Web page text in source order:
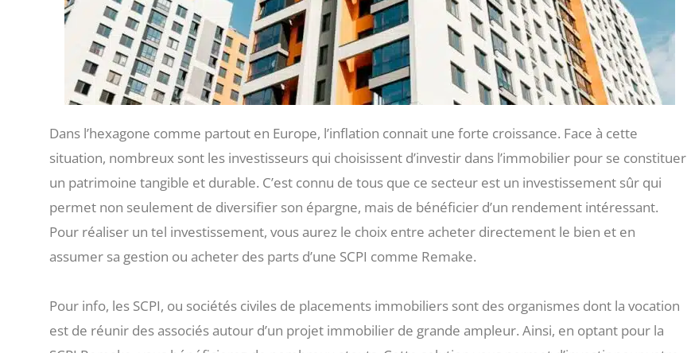
Dans l’hexagone comme partout en Europe, l’inflation connait une forte croissance. Face à cette
situation, nombreux sont les investisseurs qui choisissent d’investir dans l’immobilier pour se constituer
un patrimoine tangible et durable. C’est connu de tous que ce secteur est un investissement sûr qui
permet non seulement de diversifier son épargne, mais de bénéficier d’un rendement intéressant.
Pour réaliser un tel investissement, vous aurez le choix entre acheter directement le bien et en
assumer sa gestion ou acheter des parts d’une SCPI comme Remake.
Pour info, les SCPI, ou sociétés civiles de placements immobiliers sont des organismes dont la vocation
est de réunir des associés autour d’un projet immobilier de grande ampleur. Ainsi, en optant pour la